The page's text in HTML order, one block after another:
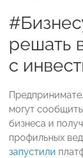
решать
с
могут
бизнеса и
профильных
запустили